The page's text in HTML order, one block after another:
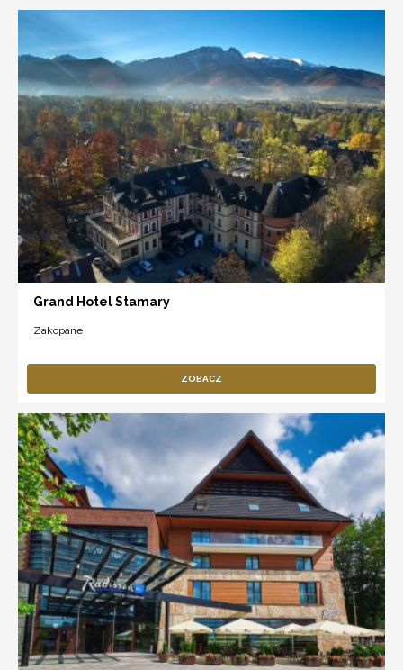
Grand Hotel Stamary
Zakopane
ZOBACZ